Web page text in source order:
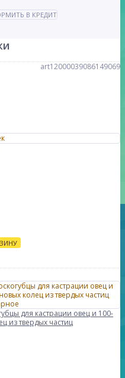
В КРЕДИТ
art12000039086149069
для кастрации овец и 100-
из твердых частиц